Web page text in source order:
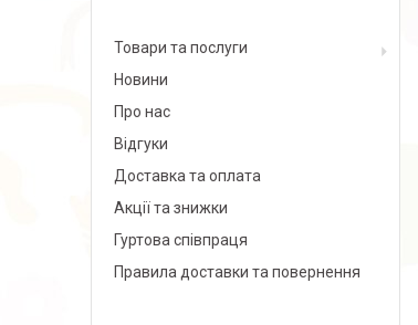
Товари та послуги
Новини
Про нас
Відгуки
Доставка та оплата
Акції та знижки
Гуртова співпраця
Правила доставки та повернення